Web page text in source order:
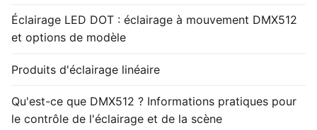
Éclairage LED DOT : éclairage à mouvement DMX512
et options de modèle
Produits d'éclairage linéaire
Qu'est-ce que DMX512 ? Informations pratiques pour
le contrôle de l'éclairage et de la scène